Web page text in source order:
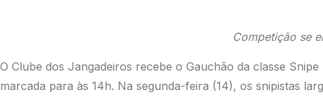
Competição se
O Clube dos Jangadeiros recebe o Gauchão da classe
marcada para às 14h. Na segunda-feira (14), os snipistas